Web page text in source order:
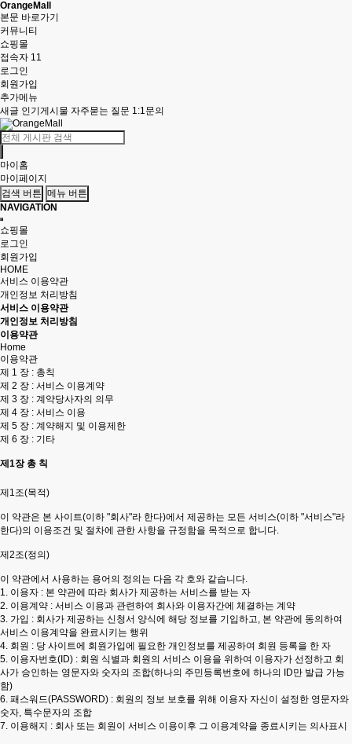
OrangeMall
본문 바로가기
커뮤니티
쇼핑몰
접속자 11
로그인
회원가입
추가메뉴
새글 인기게시물 자주묻는 질문 1:1문의
마이홈
마이페이지
검색 버튼 메뉴 버튼
NAVIGATION
쇼핑몰
로그인
회원가입
HOME
서비스 이용약관
개인정보 처리방침
서비스 이용약관
개인정보 처리방침
이용약관
Home
이용약관
제 1 장 : 총칙
제 2 장 : 서비스 이용계약
제 3 장 : 계약당사자의 의무
제 4 장 : 서비스 이용
제 5 장 : 계약해지 및 이용제한
제 6 장 : 기타
제1장 총 칙
제1조(목적)
이 약관은 본 사이트(이하 "회사"라 한다)에서 제공하는 모든 서비스(이하 "서비스"라
한다)의 이용조건 및 절차에 관한 사항을 규정함을 목적으로 합니다.
제2조(정의)
이 약관에서 사용하는 용어의 정의는 다음 각 호와 같습니다.
1. 이용자 : 본 약관에 따라 회사가 제공하는 서비스를 받는 자
2. 이용계약 : 서비스 이용과 관련하여 회사와 이용자간에 체결하는 계약
3. 가입 : 회사가 제공하는 신청서 양식에 해당 정보를 기입하고, 본 약관에 동의하여
서비스 이용계약을 완료시키는 행위
4. 회원 : 당 사이트에 회원가입에 필요한 개인정보를 제공하여 회원 등록을 한 자
5. 이용자번호(ID) : 회원 식별과 회원의 서비스 이용을 위하여 이용자가 선정하고 회
사가 승인하는 영문자와 숫자의 조합(하나의 주민등록번호에 하나의 ID만 발급 가능
함)
6. 패스워드(PASSWORD) : 회원의 정보 보호를 위해 이용자 자신이 설정한 영문자와
숫자, 특수문자의 조합
7. 이용해지 : 회사 또는 회원이 서비스 이용이후 그 이용계약을 종료시키는 의사표시